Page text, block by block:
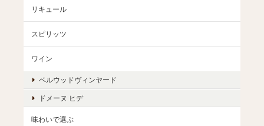
リキュール
スピリッツ
ワイン
ベルウッドヴィンヤード
ドメーヌ ヒデ
味わいで選ぶ